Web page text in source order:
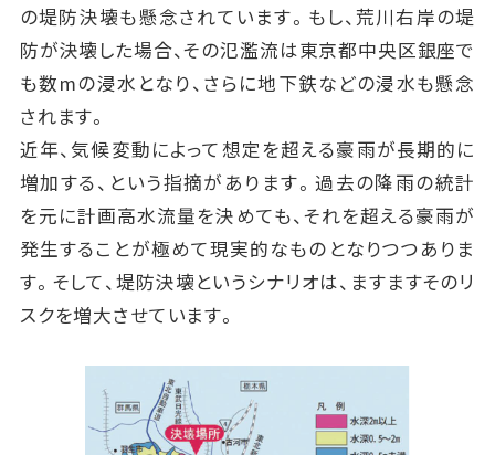
の堤防決壊も懸念されています。もし、荒川右岸の堤
防が決壊した場合、その氾濫流は東京都中央区銀座で
も数mの浸水となり、さらに地下鉄などの浸水も懸念
されます。
近年、気候変動によって想定を超える豪雨が長期的に
増加する、という指摘があります。過去の降雨の統計
を元に計画高水流量を決めても、それを超える豪雨が
発生することが極めて現実的なものとなりつつありま
す。そして、堤防決壊というシナリオは、ますますそのリ
スクを増大させています。